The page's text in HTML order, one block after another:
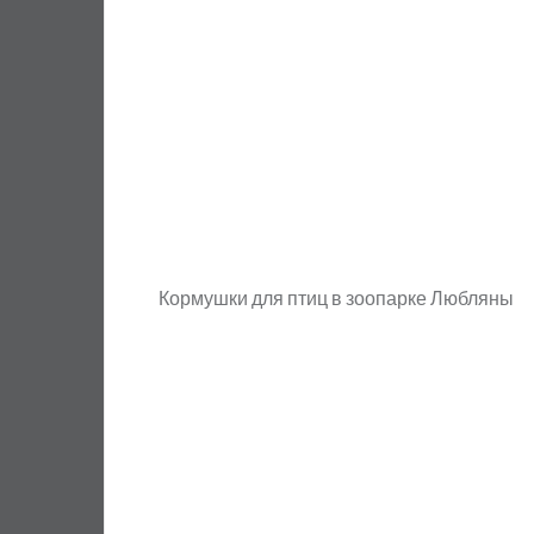
Кормушки для птиц в зоопарке Любляны